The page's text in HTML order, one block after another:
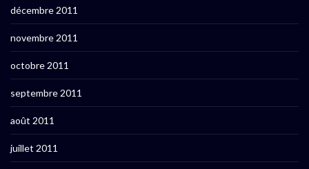
décembre 2011
novembre 2011
octobre 2011
septembre 2011
août 2011
juillet 2011